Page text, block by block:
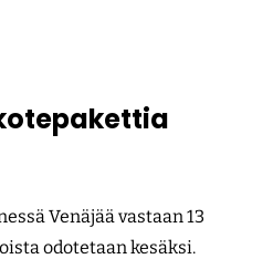
Venäjää vastaan 13
odotetaan kesäksi.